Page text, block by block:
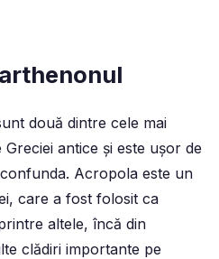
două dintre cele mai
antice și este ușor de
Acropola este un
care a fost folosit ca
altele, încă din
clădiri importante pe